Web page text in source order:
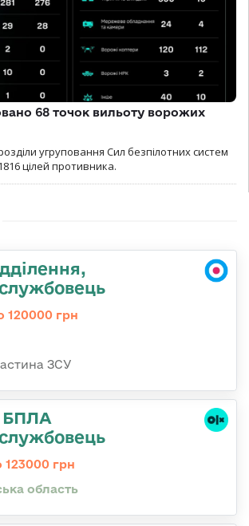
68 точок вильоту ворожих
угруповання Сил безпілотних систем
цілей противника.
120000 грн
ЗСУ
БПЛА
123000 грн
область